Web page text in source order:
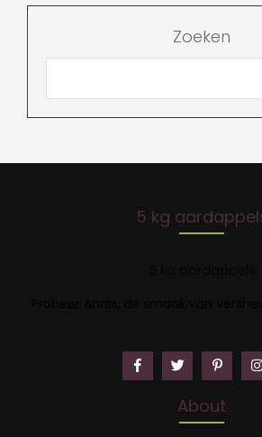
Zoeken
5 kg
About